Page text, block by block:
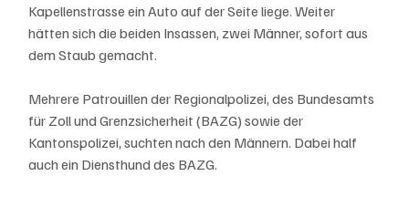
Kapellenstrasse ein Auto auf der Seite liege. Weiter
hätten sich die beiden Insassen, zwei Männer, sofort aus
dem Staub gemacht.
Mehrere Patrouillen der Regionalpolizei, des Bundesamts
für Zoll und Grenzsicherheit (BAZG) sowie der
Kantonspolizei, suchten nach den Männern. Dabei half
auch ein Diensthund des BAZG.